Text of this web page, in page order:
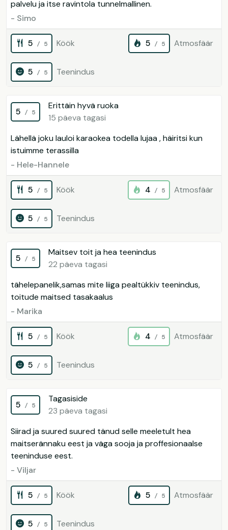
palvelu ja itse ravintola tunnelmallinen.
- Simo
5 / 5 Köök 5 / 5 Atmosfäär
5 / 5 Teenindus
5 / 5
Erittäin hyvä ruoka
15 päeva tagasi
Lähellä joku lauloi karaokea todella lujaa , häiritsi kun
istuimme terassilla
- Hele-Hannele
5 / 5 Köök 4 / 5 Atmosfäär
5 / 5 Teenindus
5 / 5
Maitsev toit ja hea teenindus
22 päeva tagasi
tähelepanelik,samas mite liiga pealtükkiv teenindus,
toitude maitsed tasakaalus
- Marika
5 / 5 Köök 4 / 5 Atmosfäär
5 / 5 Teenindus
5 / 5
Tagasiside
23 päeva tagasi
Siirad ja suured suured tänud selle meeletult hea
maitserännaku eest ja väga sooja ja proffesionaalse
teeninduse eest.
- Viljar
5 / 5 Köök 5 / 5 Atmosfäär
5 / 5 Teenindus